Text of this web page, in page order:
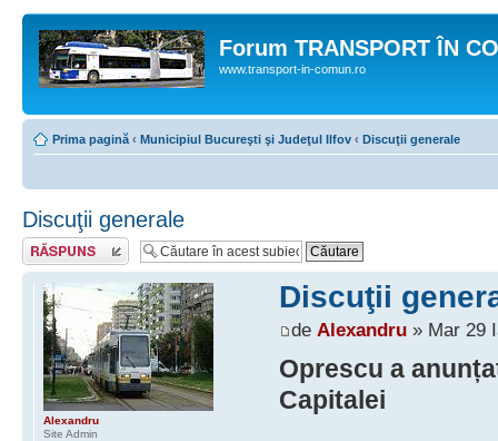
Forum TRANSPORT ÎN
www.transport-in-comun.ro
Prima pagină ‹ Municipiul Bucureşti şi Judeţul Ilfov ‹ Discuţii generale
Discuţii generale
Răspunde
Discuţii
de Alexandru» Mar 29
Oprescu a
Capitalei
Alexandru
Site Admin